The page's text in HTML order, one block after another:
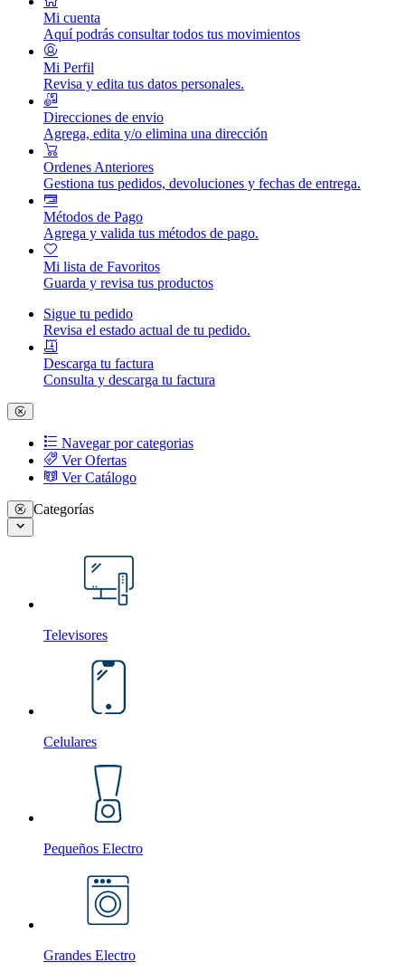
Mi cuenta
Aquí podrás consultar todos tus movimientos
Mi Perfil
Revisa y edita tus datos personales.
Direcciones de envio
Agrega, edita y/o elimina una dirección
Ordenes Anteriores
Gestiona tus pedidos, devoluciones y fechas de entrega.
Métodos de Pago
Agrega y valida tus métodos de pago.
Mi lista de Favoritos
Guarda y revisa tus productos
Sigue tu pedido
Revisa el estado actual de tu pedido.
Descarga tu factura
Consulta y descarga tu factura
Navegar por categorias
Ver Ofertas
Ver Catálogo
Categorías
Televisores
Celulares
Pequeños Electro
Grandes Electro